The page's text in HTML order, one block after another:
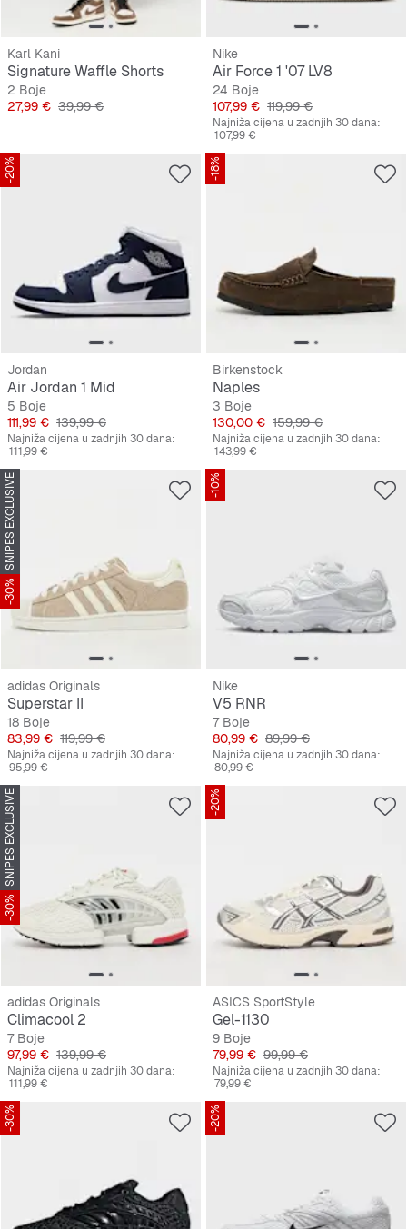
Karl Kani
Signature Waffle Shorts
2 Boje
Cijena
27,99 € Originalna cijena
39,99 €
Nike
Air Force 1 '07 LV8
24 Boje
Cijena
107,99 € Originalna cijena
119,99 €
Najniža cijena u zadnjih 30 dana:
107,99 €
-20%
Jordan
Air Jordan 1 Mid
5 Boje
Cijena
111,99 € Originalna cijena
139,99 €
Najniža cijena u zadnjih 30 dana:
111,99 €
-18%
Birkenstock
Naples
3 Boje
Cijena
130,00 € Originalna cijena
159,99 €
Najniža cijena u zadnjih 30 dana:
143,99 €
SNIPES EXCLUSIVE
-30%
adidas Originals
Superstar II
18 Boje
Cijena
83,99 € Originalna cijena
119,99 €
Najniža cijena u zadnjih 30 dana:
95,99 €
-10%
Nike
V5 RNR
7 Boje
Cijena
80,99 € Originalna cijena
89,99 €
Najniža cijena u zadnjih 30 dana:
80,99 €
SNIPES EXCLUSIVE
-30%
adidas Originals
Climacool 2
7 Boje
Cijena
97,99 € Originalna cijena
139,99 €
Najniža cijena u zadnjih 30 dana:
111,99 €
-20%
ASICS SportStyle
Gel-1130
9 Boje
Cijena
79,99 € Originalna cijena
99,99 €
Najniža cijena u zadnjih 30 dana:
79,99 €
-30% -20%